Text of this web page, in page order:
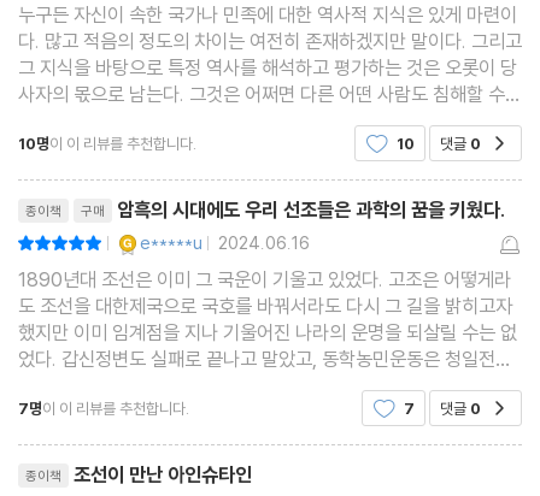
누구든 자신이 속한 국가나 민족에 대한 역사적 지식은 있게 마련이
다. 많고 적음의 정도의 차이는 여전히 존재하겠지만 말이다. 그리고
그 지식을 바탕으로 특정 역사를 해석하고 평가하는 것은 오롯이 당
사자의 몫으로 남는다. 그것은 어쩌면 다른 어떤 사람도 침해할 수
없는 사적 자유의 영역으로 존재할지도 모른다. 그러나 역사에 대한
자신의 생각이나 평가를 밖으로 표출하는 문
10명이 이 리뷰를 추천합니다. 10 댓글 0
종이책 구매 암흑의 시대에도 우리 선조들은 과학의 꿈을 키웠다.
| e*****u | 2024.06.16
1890년대 조선은 이미 그 국운이 기울고 있었다. 고조은 어떻게라
도 조선을 대한제국으로 국호를 바꿔서라도 다시 그 길을 밝히고자
했지만 이미 임계점을 지나 기울어진 나라의 운명을 되살릴 수는 없
었다. 갑신정변도 실패로 끝나고 말았고, 동학농민운동은 청일전쟁
으로 이어져 이미 일본의 마수가 조선을 덮치고 있었다. 일본의 간섭
을 견제하고자 러시아에 의탁하기도 하였고(아관
7명이 이 리뷰를 추천합니다. 7 댓글 0
종이책 조선이 만난 아인슈타인